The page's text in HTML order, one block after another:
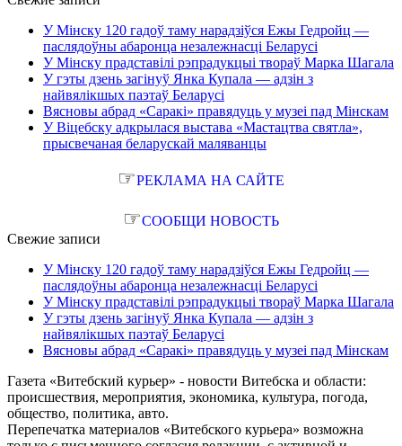
У Мінску 120 гадоў таму нарадзіўся Ежы Гедройц —
паслядоўны абаронца незалежнасці Беларусі
У Мінску прадставілі рэпрадукцыі твораў Марка Шагала
У гэты дзень загінуў Янка Купала — адзін з
найвялікшых паэтаў Беларусі
Вясновы абрад «Саракі» правядуць у музеі пад Мінскам
У Віцебску адкрылася выстава «Мастацтва святла»,
прысвечаная беларускай маляванцы
☞РЕКЛАМА НА САЙТЕ
☞СООБЩИ НОВОСТЬ
Свежие записи
У Мінску 120 гадоў таму нарадзіўся Ежы Гедройц —
паслядоўны абаронца незалежнасці Беларусі
У Мінску прадставілі рэпрадукцыі твораў Марка Шагала
У гэты дзень загінуў Янка Купала — адзін з
найвялікшых паэтаў Беларусі
Вясновы абрад «Саракі» правядуць у музеі пад Мінскам
Газета «Витебский курьер» - новости Витебска и области:
происшествия, мероприятия, экономика, культура, погода,
общество, политика, авто.
Перепечатка материалов «Витебского курьера» возможна